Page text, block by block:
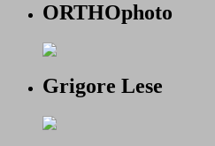
ORTHOphoto
Grigore Lese